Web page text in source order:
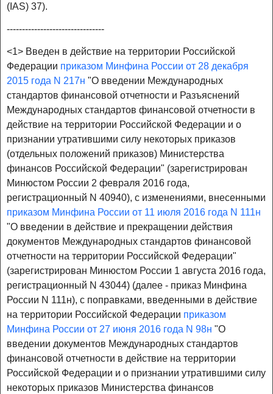
(IAS) 37).
--------------------------------
<1> Введен в действие на территории Российской
Федерации приказом Минфина России от 28 декабря
2015 года N 217н "О введении Международных
стандартов финансовой отчетности и Разъяснений
Международных стандартов финансовой отчетности в
действие на территории Российской Федерации и о
признании утратившими силу некоторых приказов
(отдельных положений приказов) Министерства
финансов Российской Федерации" (зарегистрирован
Минюстом России 2 февраля 2016 года,
регистрационный N 40940), с изменениями, внесенными
приказом Минфина России от 11 июля 2016 года N 111н
"О введении в действие и прекращении действия
документов Международных стандартов финансовой
отчетности на территории Российской Федерации"
(зарегистрирован Минюстом России 1 августа 2016 года,
регистрационный N 43044) (далее - приказ Минфина
России N 111н), с поправками, введенными в действие
на территории Российской Федерации приказом
Минфина России от 27 июня 2016 года N 98н "О
введении документов Международных стандартов
финансовой отчетности в действие на территории
Российской Федерации и о признании утратившими силу
некоторых приказов Министерства финансов